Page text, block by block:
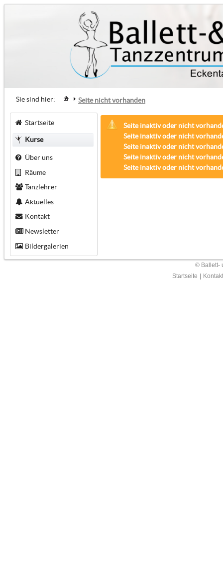
Sie sind hier: Seite nicht vorhanden
Startseite
Kurse
Über uns
Räume
Tanzlehrer
Aktuelles
Kontakt
Newsletter
Bildergalerien
Seite inaktiv oder nicht
Seite inaktiv oder nicht
Seite inaktiv oder nicht
Seite inaktiv oder nicht
Seite inaktiv oder nicht
© Ballett-
Startseite
Kontakt